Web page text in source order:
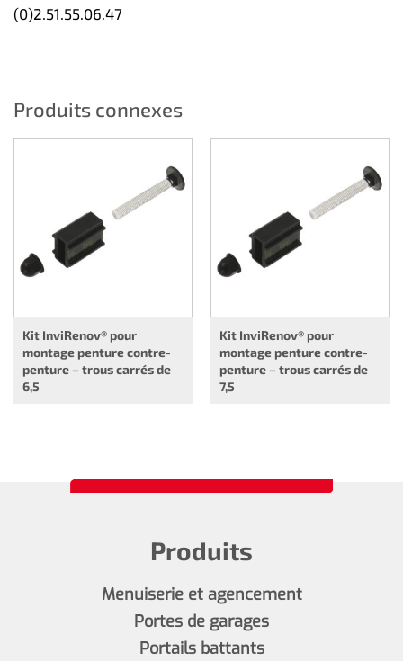
(0)2.51.55.06.47
Produits connexes
Kit InviRenov® pour
montage penture contre-
penture – trous carrés de
6,5
Kit InviRenov® pour
montage penture contre-
penture – trous carrés de
7,5
Produits
Menuiserie et agencement
Portes de garages
Portails battants